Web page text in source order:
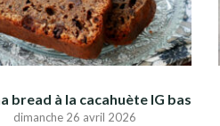
bread à la cacahuète IG bas
dimanche 26 avril 2026